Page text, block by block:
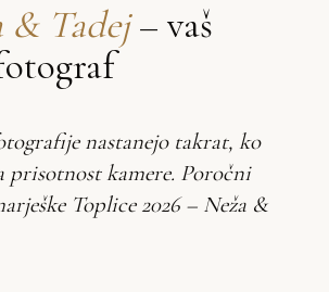
& Tadej– vaš
nastanejo takrat, ko
prisotnost kamere. Poročni
Toplice 2026 – Neža &